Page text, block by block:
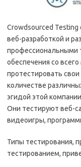
Crowdsourced
веб-разработкой и
профессиональными
обеспечения со
протестировать
количестве
эгидой этой
Они тестируют веб-
видеоигры,
Типы тестирования,
тестированием,